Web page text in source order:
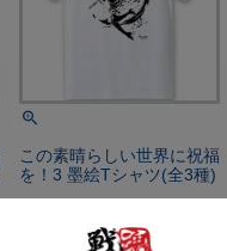
この素晴らしい世界に祝福
を！3 墨絵Tシャツ(全3種)